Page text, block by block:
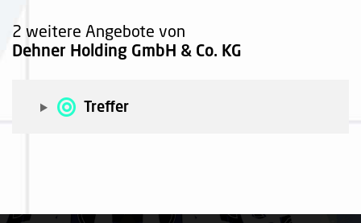
2 weitere Angebote von
Dehner Holding GmbH & Co. KG
Treffer